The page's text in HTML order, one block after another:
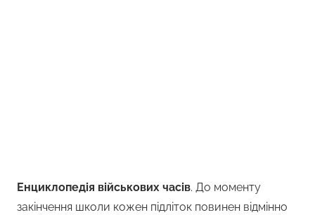
Енциклопедія військових часів. До моменту
закінчення школи кожен підліток повинен відмінно